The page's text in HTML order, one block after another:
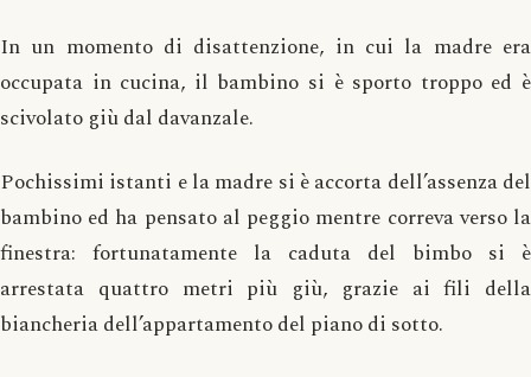
In un momento di disattenzione, in cui la madre era
occupata in cucina, il bambino si è sporto troppo ed è
scivolato giù dal davanzale.
Pochissimi istanti e la madre si è accorta dell’assenza del
bambino ed ha pensato al peggio mentre correva verso la
finestra: fortunatamente la caduta del bimbo si è
arrestata quattro metri più giù, grazie ai fili della
biancheria dell’appartamento del piano di sotto.